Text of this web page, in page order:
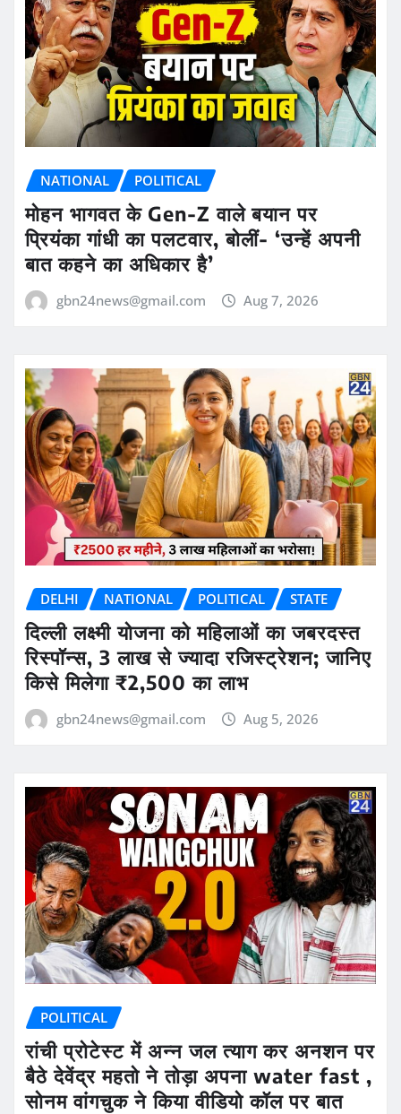
NATIONAL POLITICAL
मोहन भागवत के Gen-Z वाले बयान पर
प्रियंका गांधी का पलटवार, बोलीं- ‘उन्हें अपनी
बात कहने का अधिकार है’
gbn24news@gmail.com Aug 7, 2026
DELHI NATIONAL POLITICAL STATE
दिल्ली लक्ष्मी योजना को महिलाओं का जबरदस्त
रिस्पॉन्स, 3 लाख से ज्यादा रजिस्ट्रेशन; जानिए
किसे मिलेगा ₹2,500 का लाभ
gbn24news@gmail.com Aug 5, 2026
POLITICAL
रांची प्रोटेस्ट में अन्न जल त्याग कर अनशन पर
बैठे देवेंद्र महतो ने तोड़ा अपना water fast ,
सोनम वांगचुक ने किया वीडियो कॉल पर बात